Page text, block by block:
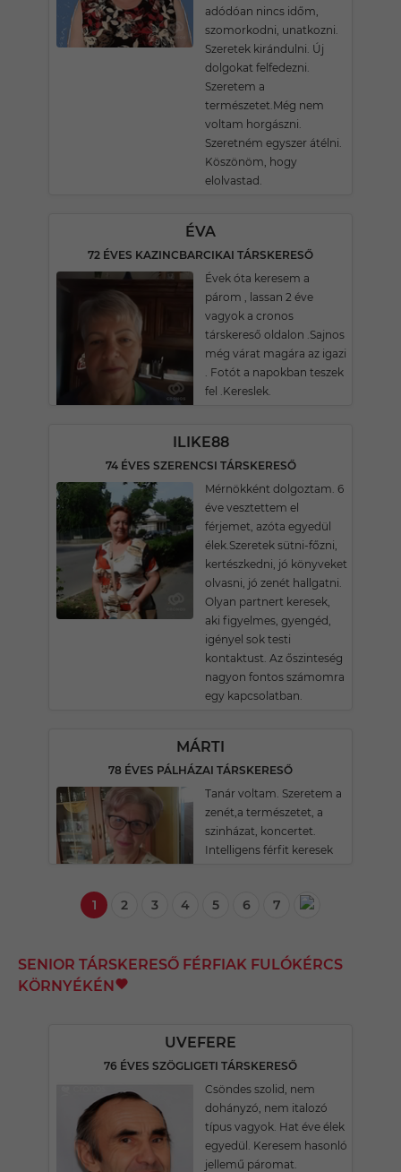
adódóan nincs időm,
szomorkodni, unatkozni.
Szeretek kirándulni. Új
dolgokat felfedezni.
Szeretem a
természetet.Még nem
voltam horgászni.
Szeretném egyszer átélni.
Köszönöm, hogy
elolvastad.
ÉVA
72 ÉVES KAZINCBARCIKAI TÁRSKERESŐ
Évek óta keresem a
párom , lassan 2 éve
vagyok a cronos
társkereső oldalon .Sajnos
még várat magára az igazi
. Fotót a napokban teszek
fel .Kereslek.
ILIKE88
74 ÉVES SZERENCSI TÁRSKERESŐ
Mérnökként dolgoztam. 6
éve vesztettem el
férjemet, azóta egyedül
élek.Szeretek sütni-főzni,
kertészkedni, jó könyveket
olvasni, jó zenét hallgatni.
Olyan partnert keresek,
aki figyelmes, gyengéd,
igényel sok testi
kontaktust. Az őszinteség
nagyon fontos számomra
egy kapcsolatban.
MÁRTI
78 ÉVES PÁLHÁZAI TÁRSKERESŐ
Tanár voltam. Szeretem a
zenét,a természetet, a
szinházat, koncertet.
Intelligens férfit keresek
1 2 3 4 5 6 7
SENIOR TÁRSKERESŐ FÉRFIAK FULÓKÉRCS
KÖRNYÉKÉN
UVEFERE
76 ÉVES SZÖGLIGETI TÁRSKERESŐ
Csöndes szolid, nem
dohányzó, nem italozó
típus vagyok. Hat éve élek
egyedül. Keresem hasonló
jellemű páromat.